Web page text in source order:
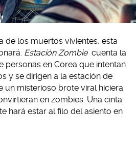
de los muertos vivientes, esta
Estación Zombie cuenta la
personas en Corea que intentan
y se dirigen a la estación de
un misterioso brote viral hiciera
en zombies. Una cinta
hará estar al filo del asiento en